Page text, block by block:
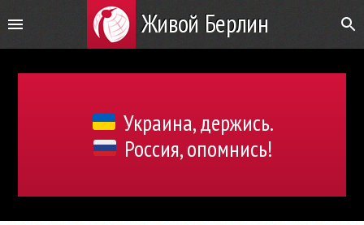
Живой Берлин
Украина, держись.
Россия, опомнись!